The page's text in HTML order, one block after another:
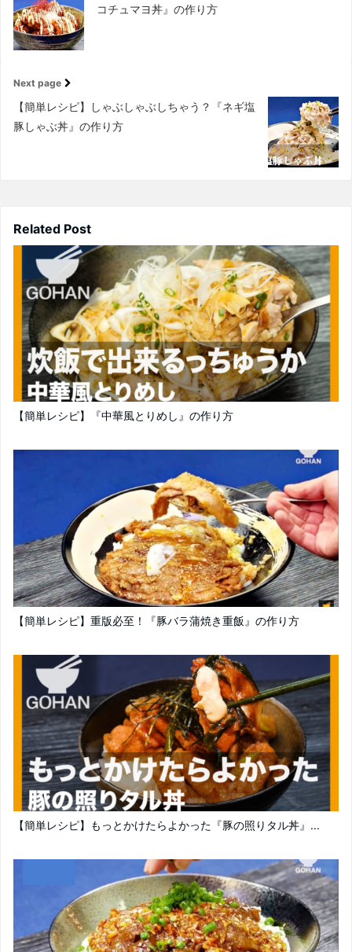
コチュマヨ丼』の作り方
Next page
【簡単レシピ】しゃぶしゃぶしちゃう？『ネギ塩
豚しゃぶ丼』の作り方
Related Post
【簡単レシピ】『中華風とりめし』の作り方
【簡単レシピ】重版必至！『豚バラ蒲焼き重飯』の作り方
【簡単レシピ】もっとかけたらよかった『豚の照りタル丼』...